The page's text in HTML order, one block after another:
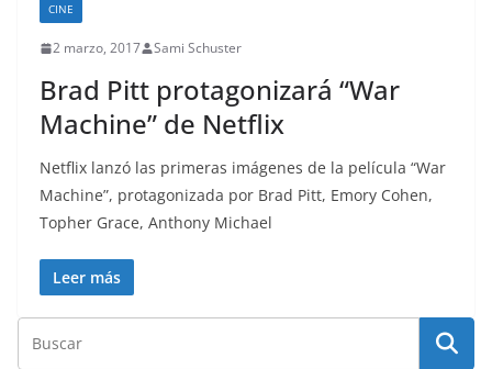
CINE
2 marzo, 2017 Sami Schuster
Brad Pitt protagonizará “War
Machine” de Netflix
Netflix lanzó las primeras imágenes de la película “War
Machine”, protagonizada por Brad Pitt, Emory Cohen,
Topher Grace, Anthony Michael
Leer más